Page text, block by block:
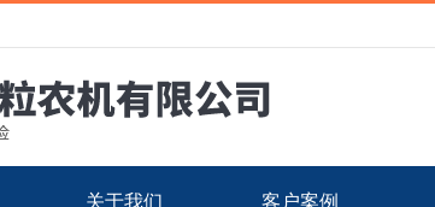
关于我们 客户案例